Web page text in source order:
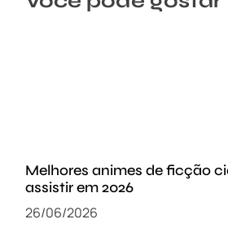
Melhores animes de ficção
assistir em 2026
26/06/2026